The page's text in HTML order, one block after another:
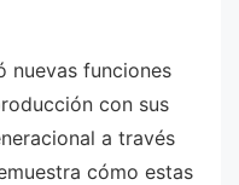
nuevas funciones
con sus
a través
cómo estas